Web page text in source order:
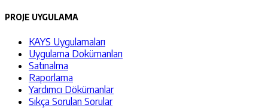
PROJE UYGULAMA
KAYS Uygulamaları
Uygulama Dokümanları
Satınalma
Raporlama
Yardımcı Dökümanlar
Sıkça Sorulan Sorular